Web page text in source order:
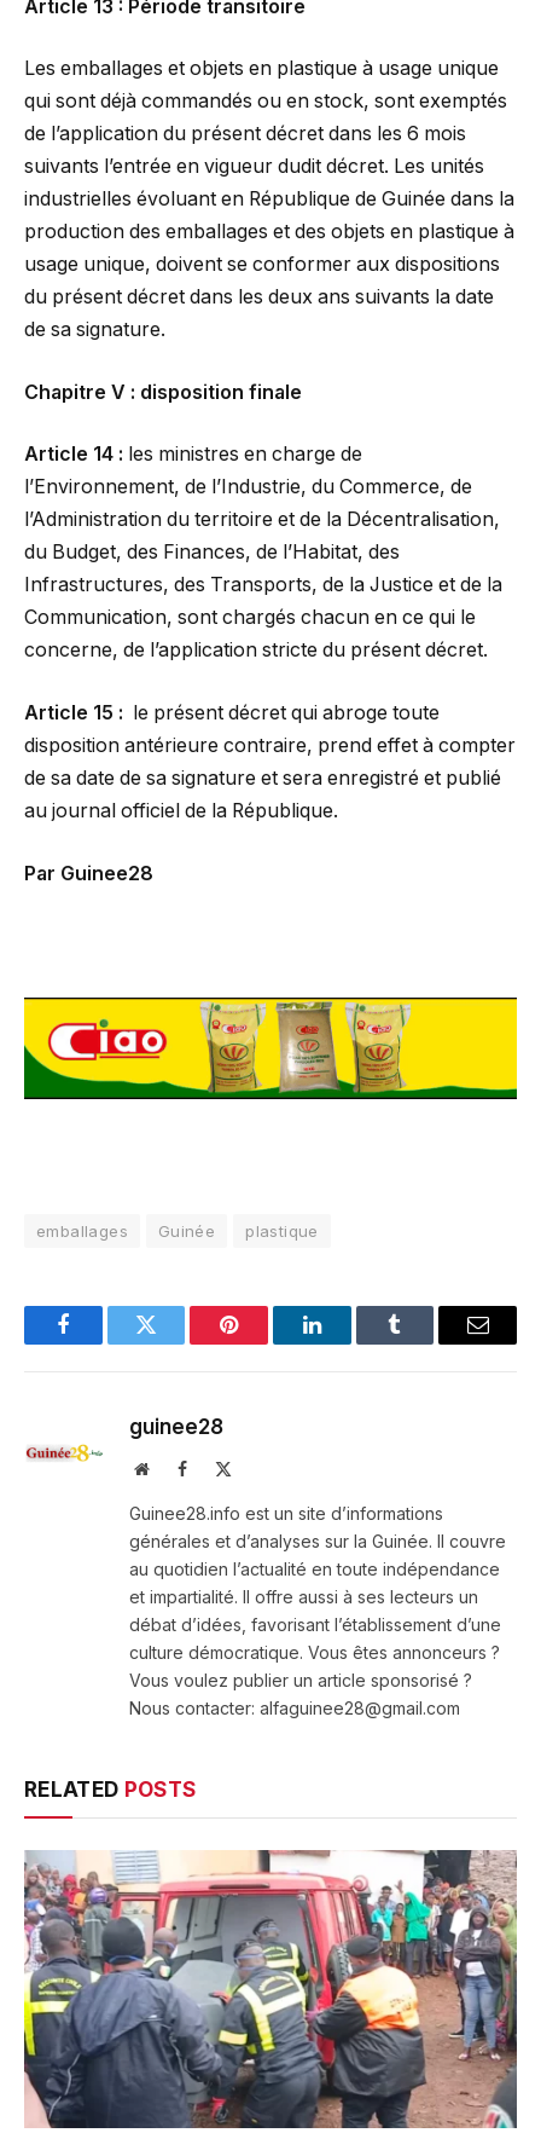
Article 13 : Période transitoire
Les emballages et objets en plastique à usage unique
qui sont déjà commandés ou en stock, sont exemptés
de l’application du présent décret dans les 6 mois
suivants l’entrée en vigueur dudit décret. Les unités
industrielles évoluant en République de Guinée dans la
production des emballages et des objets en plastique à
usage unique, doivent se conformer aux dispositions
du présent décret dans les deux ans suivants la date
de sa signature.
Chapitre V : disposition finale
Article 14 : les ministres en charge de
l’Environnement, de l’Industrie, du Commerce, de
l’Administration du territoire et de la Décentralisation,
du Budget, des Finances, de l’Habitat, des
Infrastructures, des Transports, de la Justice et de la
Communication, sont chargés chacun en ce qui le
concerne, de l’application stricte du présent décret.
Article 15 : le présent décret qui abroge toute
disposition antérieure contraire, prend effet à compter
de sa date de sa signature et sera enregistré et publié
au journal officiel de la République.
Par Guinee28
emballages Guinée plastique
FacebookTwitter Pinterest LinkedInTumblr Email
guinee28
WebsiteFacebook
Guinee28.info est un site d’informations
générales et d’analyses sur la Guinée. Il couvre
au quotidien l’actualité en toute indépendance
et impartialité. Il offre aussi à ses lecteurs un
débat d’idées, favorisant l’établissement d’une
culture démocratique. Vous êtes annonceurs ?
Vous voulez publier un article sponsorisé ?
Nous contacter: alfaguinee28@gmail.com
RELATED POSTS